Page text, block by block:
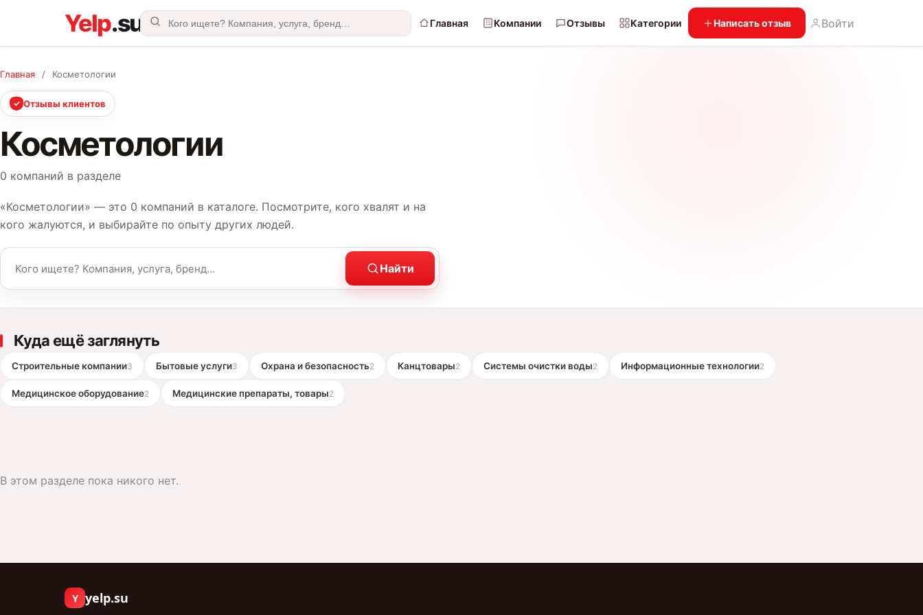
Главная Компании Отзывы Категории Написать отзыв Войти
Главная / Косметологии
✓ Отзывы клиентов
Косметологии
0 компаний в разделе
«Косметологии» — это 0 компаний в каталоге. Посмотрите, кого хвалят и на
кого жалуются, и выбирайте по опыту других людей.
Название компании или услуга
Найти
Куда ещё заглянуть
Строительные компании3 Бытовые услуги3 Охрана и безопасность2 Канцтовары2 Системы очистки воды2 Информационные технологии2
Медицинское оборудование2 Медицинские препараты, товары2
В этом разделе пока никого нет.
Y yelp.su